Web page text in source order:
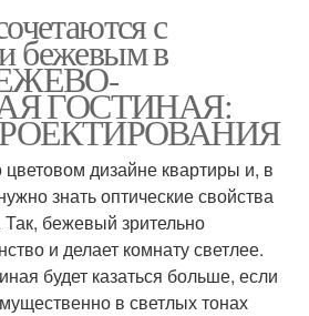
с
бежевым в
ГОСТИНАЯ:
дизайне квартиры и, в
знать оптические свойства
бежевый зрительно
и делает комнату светлее.
будет казаться больше, если
в светлых тонах